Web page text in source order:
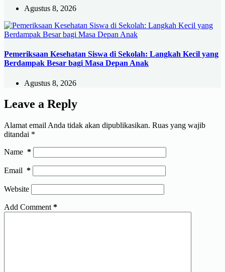
Agustus 8, 2026
Pemeriksaan Kesehatan Siswa di Sekolah: Langkah Kecil yang
Berdampak Besar bagi Masa Depan Anak
Agustus 8, 2026
Leave a Reply
Alamat email Anda tidak akan dipublikasikan. Ruas yang wajib
ditandai *
Name *
Email *
Website
Add Comment *